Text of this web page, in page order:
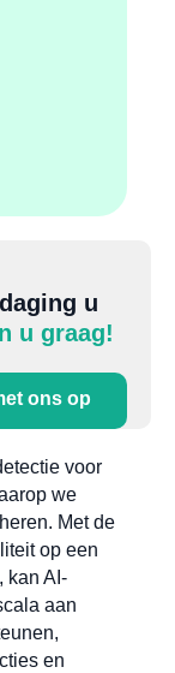
u
u graag!
ons op
voor
we
Met de
op een
kan AI-
aan
en